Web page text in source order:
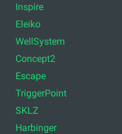
Inspire
Eleiko
WellSystem
Concept2
Escape
TriggerPoint
SKLZ
Harbinger